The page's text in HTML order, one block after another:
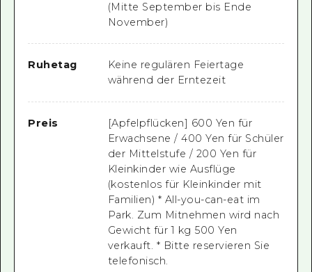
(Mitte September bis Ende
November)
Ruhetag
Keine regulären Feiertage
während der Erntezeit
Preis
[Apfelpflücken] 600 Yen für
Erwachsene / 400 Yen für Schüler
der Mittelstufe / 200 Yen für
Kleinkinder wie Ausflüge
(kostenlos für Kleinkinder mit
Familien) * All-you-can-eat im
Park. Zum Mitnehmen wird nach
Gewicht für 1 kg 500 Yen
verkauft. * Bitte reservieren Sie
telefonisch.